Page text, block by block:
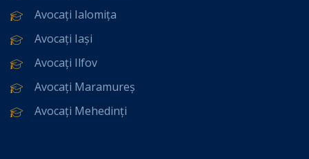
Avocați Ialomița
Avocați Iași
Avocați Ilfov
Avocați Maramureș
Avocați Mehedinți